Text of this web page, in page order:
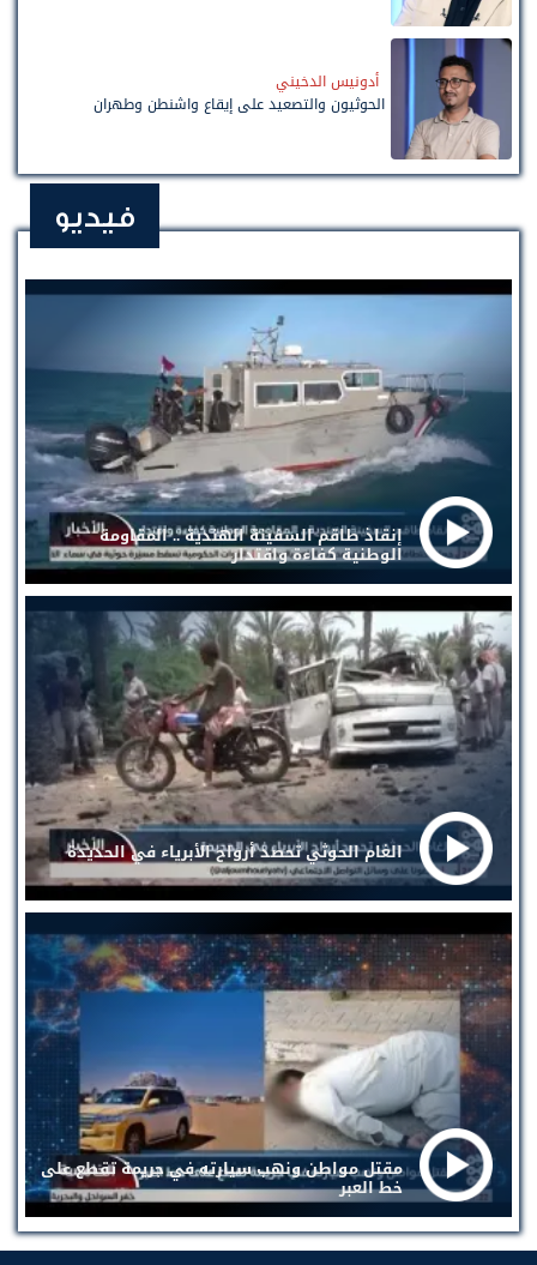
أدونيس الدخيني
الحوثيون والتصعيد على إيقاع واشنطن وطهران
فيديو
إنقاذ طاقم السفينة الهندية .. المقاومة
الوطنية كفاءة واقتدار
الغام الحوثي تحصد أرواح الأبرياء في الحديدة
مقتل مواطن ونهب سيارته في جريمة تقطع على
خط العبر